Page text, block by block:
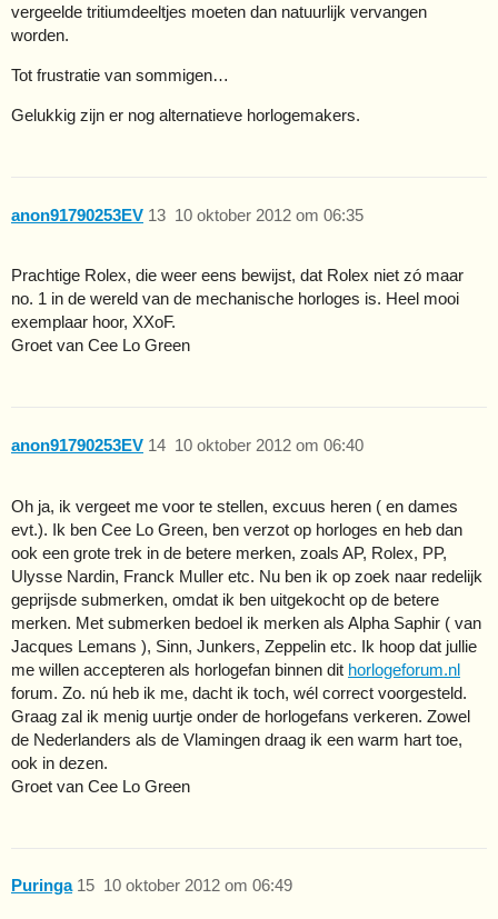
vergeelde tritiumdeeltjes moeten dan natuurlijk vervangen
worden.
Tot frustratie van sommigen…
Gelukkig zijn er nog alternatieve horlogemakers.
anon91790253EV 10 oktober 2012 om 06:35
13
Prachtige Rolex, die weer eens bewijst, dat Rolex niet zó maar
no. 1 in de wereld van de mechanische horloges is. Heel mooi
exemplaar hoor, XXoF.
Groet van Cee Lo Green
anon91790253EV 10 oktober 2012 om 06:40
14
Oh ja, ik vergeet me voor te stellen, excuus heren ( en dames
evt.). Ik ben Cee Lo Green, ben verzot op horloges en heb dan
ook een grote trek in de betere merken, zoals AP, Rolex, PP,
Ulysse Nardin, Franck Muller etc. Nu ben ik op zoek naar redelijk
geprijsde submerken, omdat ik ben uitgekocht op de betere
merken. Met submerken bedoel ik merken als Alpha Saphir ( van
Jacques Lemans ), Sinn, Junkers, Zeppelin etc. Ik hoop dat jullie
me willen accepteren als horlogefan binnen dit horlogeforum.nl
forum. Zo. nú heb ik me, dacht ik toch, wél correct voorgesteld.
Graag zal ik menig uurtje onder de horlogefans verkeren. Zowel
de Nederlanders als de Vlamingen draag ik een warm hart toe,
ook in dezen.
Groet van Cee Lo Green
Puringa 10 oktober 2012 om 06:49
15